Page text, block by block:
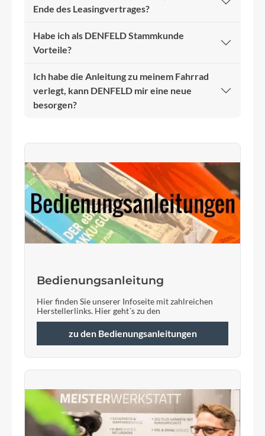
Ende des Leasingvertrages?
Habe ich als DENFELD Stammkunde
Vorteile?
Ich habe die Anleitung zu meinem Fahrrad
verlegt, kann DENFELD mir eine neue
besorgen?
Bedienungsanleitung
Hier finden Sie unserer Infoseite mit zahlreichen
Herstellerlinks. Hier geht´s zu den
zu den Bedienungsanleitungen